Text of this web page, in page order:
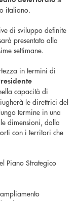
italiano.
di sviluppo definite
presentato alla
settimane.
in termini di
capacità di
le direttrici del
termine in una
dimensioni, dalla
con i territori che
Piano Strategico